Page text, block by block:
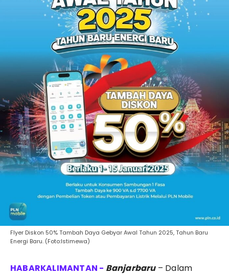
Flyer Diskon 50% Tambah Daya Gebyar Awal Tahun 2025, Tahun Baru
Energi Baru. (Foto:Istimewa)
Banjarbaru– Dalam